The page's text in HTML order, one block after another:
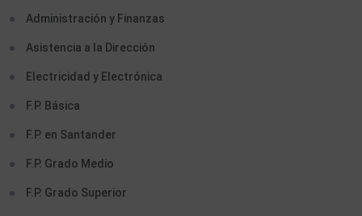
Administración y Finanzas
Asistencia a la Dirección
Electricidad y Electrónica
F.P. Básica
F.P. en Santander
F.P. Grado Medio
F.P. Grado Superior